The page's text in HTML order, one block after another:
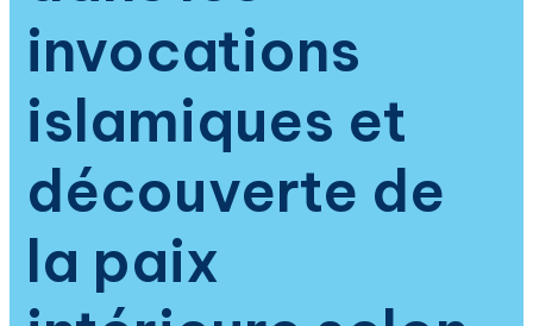
invocations
islamiques et
découverte de
la paix